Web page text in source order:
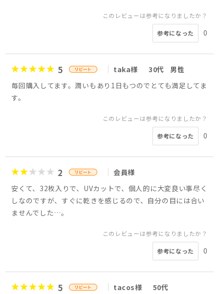
このレビューは参考になりましたか？
参考になった 0
5 taka様 30代
男性
毎回購入してます。潤いもあり1日もつのでとても満足してま
す。
このレビューは参考になりましたか？
参考になった 0
2
会員様
安くて、32枚入りで、UVカットで、個人的に大変良い事尽く
しなのですが、すぐに乾きを感じるので、自分の目には合い
ませんでした…。
このレビューは参考になりましたか？
参考になった 0
5 tacos様
50代